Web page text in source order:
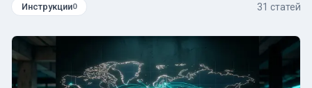
Инструкции0 31 статей